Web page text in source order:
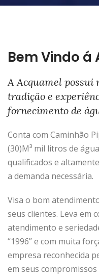
Bem Vindo
A Acquamel possui
tradição e
fornecimento de
Conta com Caminhão
(30)M³ mil litros de
qualificados e
a demanda necessária.
Visa o bom
seus clientes. Leva em
atendimento e
“1996” e com muita
empresa reconhecida
em seus